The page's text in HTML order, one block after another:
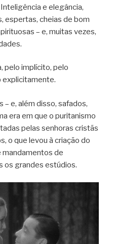
e elegância,
espertas, cheias de bom
– e, muitas vezes,
pelo implícito, pelo
explicitamente.
e, além disso, safados,
era em que o puritanismo
pelas senhoras cristãs
o que levou à criação do
mandamentos de
os grandes estúdios.